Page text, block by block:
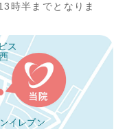
時半までとなりま